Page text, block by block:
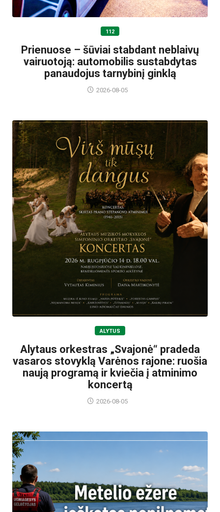
112
Prienuose – šūviai stabdant neblaivų
vairuotoją: automobilis sustabdytas
panaudojus tarnybinį ginklą
2026-08-05
ALYTUS
Alytaus orkestras „Svajonė“ pradeda
vasaros stovyklą Varėnos rajone: ruošia
naują programą ir kviečia į atminimo
koncertą
2026-08-05